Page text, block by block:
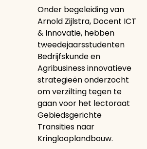
Onder begeleiding van
Arnold Zijlstra, Docent ICT
& Innovatie, hebben
tweedejaarsstudenten
Bedrijfskunde en
Agribusiness innovatieve
strategieën onderzocht
om verzilting tegen te
gaan voor het lectoraat
Gebiedsgerichte
Transities naar
Kringlooplandbouw.